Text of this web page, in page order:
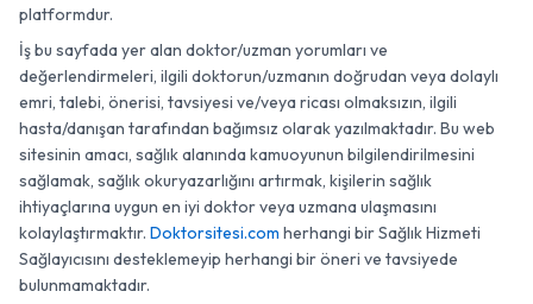
platformdur.
İş bu sayfada yer alan doktor/uzman yorumları ve
değerlendirmeleri, ilgili doktorun/uzmanın doğrudan veya dolaylı
emri, talebi, önerisi, tavsiyesi ve/veya ricası olmaksızın, ilgili
hasta/danışan tarafından bağımsız olarak yazılmaktadır. Bu web
sitesinin amacı, sağlık alanında kamuoyunun bilgilendirilmesini
sağlamak, sağlık okuryazarlığını artırmak, kişilerin sağlık
ihtiyaçlarına uygun en iyi doktor veya uzmana ulaşmasını
kolaylaştırmaktır. Doktorsitesi.com herhangi bir Sağlık Hizmeti
Sağlayıcısını desteklemeyip herhangi bir öneri ve tavsiyede
bulunmamaktadır.